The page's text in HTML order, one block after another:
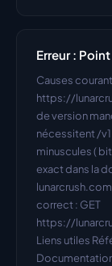
Erreur :
Causes
https://
de version
nécessitent /
minuscules (
exact dans la
correct : GET
https://
Liens utiles